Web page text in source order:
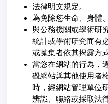
法律明文規定。
為免除您生命、身體
與公務機關或學術研
統計或學術研究而有
或蒐集者依其揭露方
當您在網站的行為，
礙網站與其他使用者
時，經網站管理單位
辨識、聯絡或採取法